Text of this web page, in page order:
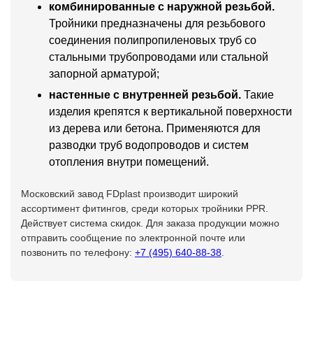
комбинированные с наружной резьбой.
Тройники предназначены для резьбового
соединения полипропиленовых труб со
стальными трубопроводами или стальной
запорной арматурой;
настенные с внутренней резьбой. Такие
изделия крепятся к вертикальной поверхности
из дерева или бетона. Применяются для
разводки труб водопроводов и систем
отопления внутри помещений.
Московский завод FDplast производит широкий
ассортимент фитингов, среди которых тройники PPR.
Действует система скидок. Для заказа продукции можно
отправить сообщение по электронной почте или
позвонить по телефону: +7 (495) 640-88-38